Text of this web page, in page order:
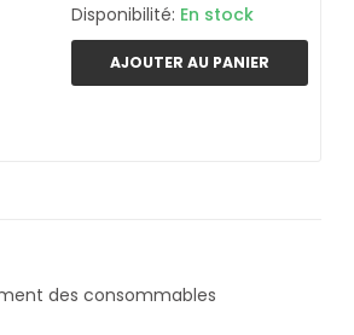
Disponibilité: En stock
AJOUTER AU PANIER
des consommables